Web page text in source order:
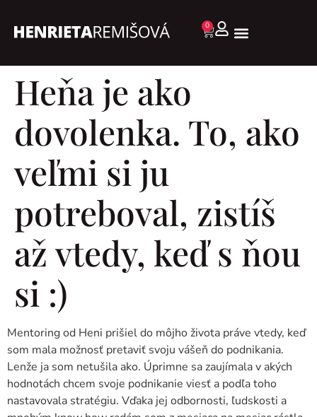
0
Heňa je ako
dovolenka. To, ako
veľmi si ju
potreboval, zistíš
až vtedy, keď s ňou
si :)
Mentoring od Heni prišiel do môjho života práve vtedy, keď
som mala možnosť pretaviť svoju vášeň do podnikania.
Lenže ja som netušila ako. Úprimne sa zaujímala v akých
hodnotách chcem svoje podnikanie viesť a podľa toho
nastavovala stratégiu. Vďaka jej odbornosti, ľudskosti a